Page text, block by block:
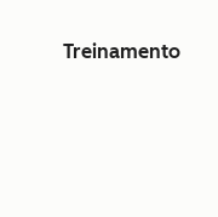
Treinamento